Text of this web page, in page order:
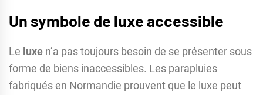
Un symbole de luxe accessible
Le luxe n’a pas toujours besoin de se présenter sous
forme de biens inaccessibles. Les parapluies
fabriqués en Normandie prouvent que le luxe peut